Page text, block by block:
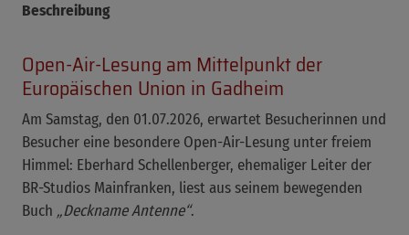
Beschreibung
Open-Air-Lesung am Mittelpunkt der
Europäischen Union in Gadheim
Am Samstag, den 01.07.2026, erwartet Besucherinnen und
Besucher eine besondere Open-Air-Lesung unter freiem
Himmel: Eberhard Schellenberger, ehemaliger Leiter der
BR-Studios Mainfranken, liest aus seinem bewegenden
Buch „Deckname Antenne“.